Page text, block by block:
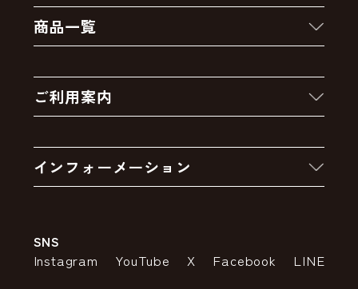
商品一覧
クーポン
卸販売・大量注文
ご利用案内
お支払いについて
ポイントについて
インフォーメーション
特定商取引法の表示
SNS
Instagram YouTube X Facebook LINE